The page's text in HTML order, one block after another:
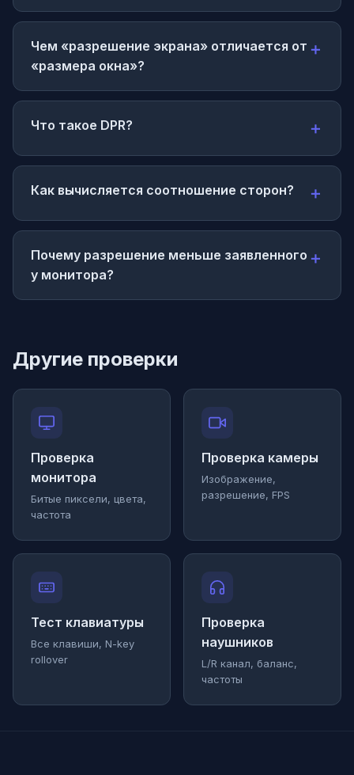
Чем «разрешение экрана» отличается от
«размера окна»?
Что такое DPR?
Как вычисляется соотношение сторон?
Почему разрешение меньше заявленного
у монитора?
Другие проверки
Проверка
монитора
Битые пиксели, цвета,
частота
Проверка камеры
Изображение,
разрешение, FPS
Тест клавиатуры
Все клавиши, N-key
rollover
Проверка
наушников
L/R канал, баланс,
частоты